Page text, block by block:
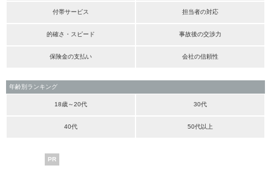
付帯サービス 担当者の対応
的確さ・スピード 事故後の交渉力
保険金の支払い 会社の信頼性
年齢別ランキング
18歳～20代 30代
40代 50代以上
PR